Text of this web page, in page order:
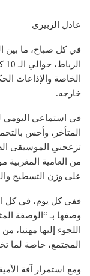
عادل الزبيري
في كل صباح، ما بين
الخاصة والإذاعات
خارجه.
في استماعي اليومي
المتأخر، وأحس
تزعجني الموسيقى
من العامية
على وزن التسطيح
ففي كل يوم، في كل
وصفها بـ “الوصفة
اللجوء إليها
المجتمع، خاصة لما
ومع استمرار آفة